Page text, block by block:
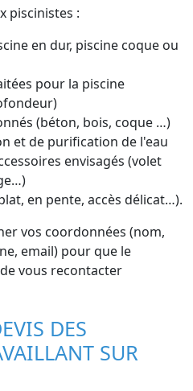
piscinistes :
en dur, piscine coque ou
pour la piscine
(béton, bois, coque …)
et de purification de l'eau
envisagés (volet
en pente, accès délicat…).
vos coordonnées (nom,
email) pour que le
vous recontacter
DES
SUR